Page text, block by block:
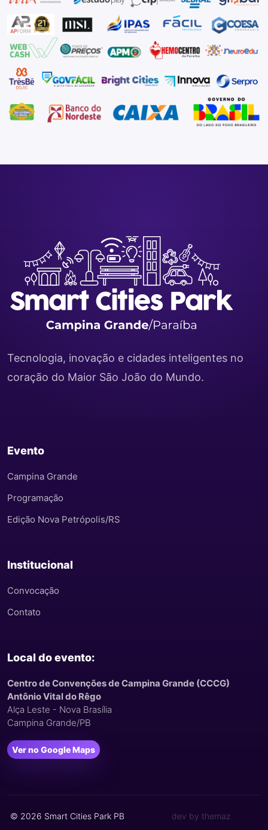
Tecnologia, inovação e cidades inteligentes no
coração do Maior São João do Mundo.
Evento
Campina Grande
Programação
Edição Nova Petrópolis/RS
Institucional
Convocação
Contato
Local do evento:
Centro de Convenções de Campina Grande (CCCG)
Antônio Vital do Rêgo
Alça Leste - Nova Brasília
Campina Grande/PB
Ver no Google Maps
© 2026 Smart Cities Park PB dev by themaz